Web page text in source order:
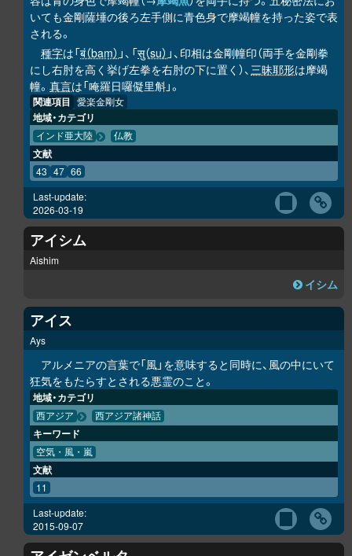
いても金剛薩埵の後ろ左手側に青色身で摩竭幢を持った姿で表
される。
種字は「बं（baṃ） 」、「सु（su） 」、印相は金剛幢印（両手を金剛拳
にし右肘を高く挙げ左拳を右肘の下に置く）、三昧耶形は摩竭
幢。 真言は「唵羅日囉儗里斛」。
関連項目 愛楽金剛女
地域・カテゴリ
インド亜大陸 仏教
文献
43 47 66
Last-update:
2026-03-19
アイシム
Aishim
イシム
アイス
Ays
アルメニアの言葉で「風」を意味すると同時に、風の中にいて
狂気をもたらすとされる悪霊のこと。
地域・カテゴリ
西アジア 西アジア諸神話
キーワード
空気・風・嵐
文献
11
Last-update:
2015-09-07